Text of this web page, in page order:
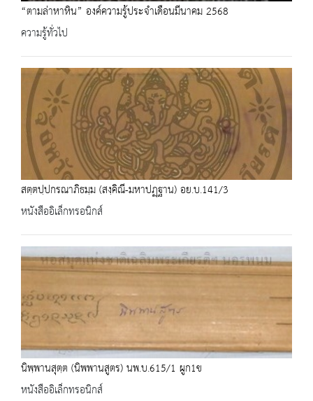
“ตามล่าหาหิน” องค์ความรู้ประจำเดือนมีนาคม 2568
ความรู้ทั่วไป
สตฺตปฺปกรณาภิธมฺม (สงฺคิณี-มหาปฏฺฐาน) อย.บ.141/3
หนังสืออิเล็กทรอนิกส์
นิพฺพานสุตฺต (นิพพานสูตร) นพ.บ.615/1 ผูก1ข
หนังสืออิเล็กทรอนิกส์